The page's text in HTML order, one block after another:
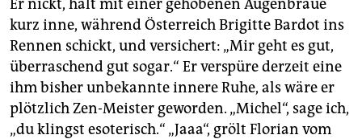
Er nickt, hält mit einer gehobenen Augenbraue
kurz inne, während Österreich Brigitte Bardot ins
Rennen schickt, und versichert: „Mir geht es gut,
überraschend gut sogar.“ Er verspüre derzeit eine
ihm bisher unbekannte innere Ruhe, als wäre er
plötzlich Zen-Meister geworden. „Michel“, sage ich,
„du klingst esoterisch.“ „Jaaa“, grölt Florian vom